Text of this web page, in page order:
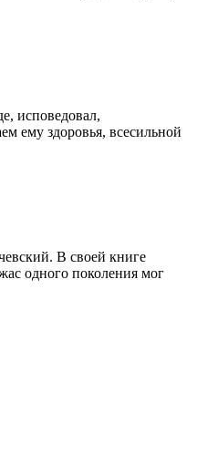
исповедовал,
ему здоровья, всесильной
В своей книге
одного поколения мог